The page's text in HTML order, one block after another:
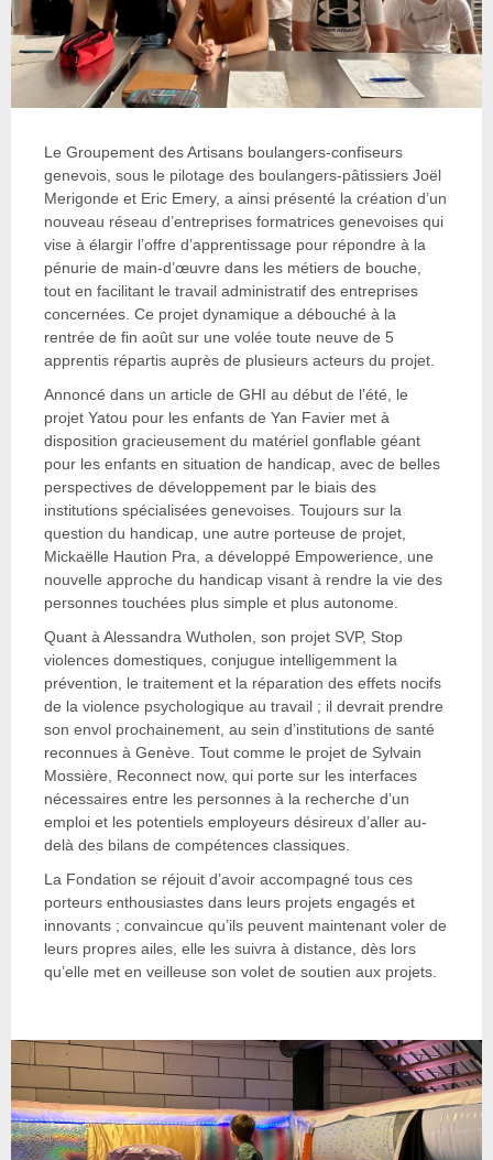
Le Groupement des Artisans boulangers-confiseurs
genevois, sous le pilotage des boulangers-pâtissiers Joël
Merigonde et Eric Emery, a ainsi présenté la création d’un
nouveau réseau d’entreprises formatrices genevoises qui
vise à élargir l’offre d’apprentissage pour répondre à la
pénurie de main-d’œuvre dans les métiers de bouche,
tout en facilitant le travail administratif des entreprises
concernées. Ce projet dynamique a débouché à la
rentrée de fin août sur une volée toute neuve de 5
apprentis répartis auprès de plusieurs acteurs du projet.
Annoncé dans un article de GHI au début de l’été, le
projet Yatou pour les enfants de Yan Favier met à
disposition gracieusement du matériel gonflable géant
pour les enfants en situation de handicap, avec de belles
perspectives de développement par le biais des
institutions spécialisées genevoises. Toujours sur la
question du handicap, une autre porteuse de projet,
Mickaëlle Haution Pra, a développé Empowerience, une
nouvelle approche du handicap visant à rendre la vie des
personnes touchées plus simple et plus autonome.
Quant à Alessandra Wutholen, son projet SVP, Stop
violences domestiques, conjugue intelligemment la
prévention, le traitement et la réparation des effets nocifs
de la violence psychologique au travail ; il devrait prendre
son envol prochainement, au sein d’institutions de santé
reconnues à Genève. Tout comme le projet de Sylvain
Mossière, Reconnect now, qui porte sur les interfaces
nécessaires entre les personnes à la recherche d’un
emploi et les potentiels employeurs désireux d’aller au-
delà des bilans de compétences classiques.
La Fondation se réjouit d’avoir accompagné tous ces
porteurs enthousiastes dans leurs projets engagés et
innovants ; convaincue qu’ils peuvent maintenant voler de
leurs propres ailes, elle les suivra à distance, dès lors
qu’elle met en veilleuse son volet de soutien aux projets.